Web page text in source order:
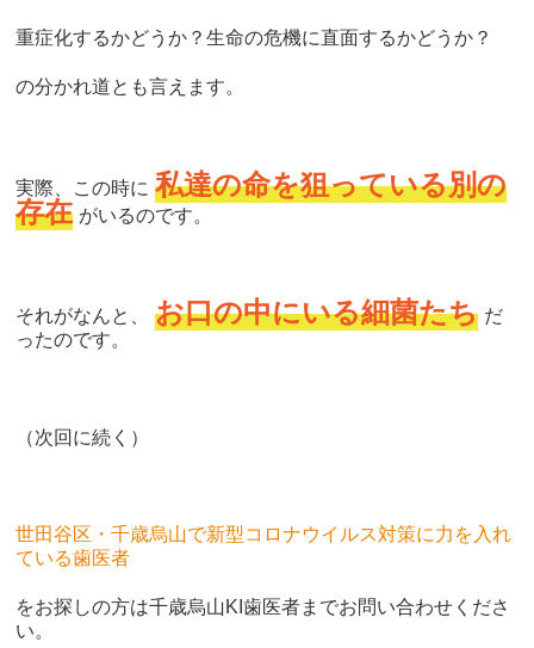
重症化するかどうか？生命の危機に直面するかどうか？
の分かれ道とも言えます。
実際、この時に 私達の命を狙っている別の
存在 がいるのです。
それがなんと、 お口の中にいる細菌たち だ
ったのです。
（次回に続く）
世田谷区・千歳烏山で新型コロナウイルス対策に力を入れ
ている歯医者
をお探しの方は千歳烏山KI歯医者までお問い合わせくださ
い。